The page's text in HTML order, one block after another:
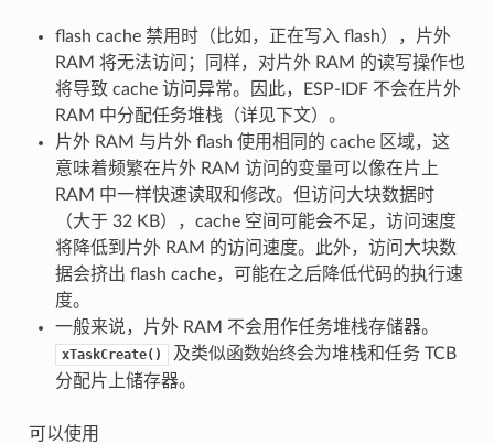
flash cache 禁用时（比如，正在写入 flash），片外
RAM 将无法访问；同样，对片外 RAM 的读写操作也
将导致 cache 访问异常。因此，ESP-IDF 不会在片外
RAM 中分配任务堆栈（详见下文）。
片外 RAM 与片外 flash 使用相同的 cache 区域，这
意味着频繁在片外 RAM 访问的变量可以像在片上
RAM 中一样快速读取和修改。但访问大块数据时
（大于 32 KB），cache 空间可能会不足，访问速度
将降低到片外 RAM 的访问速度。此外，访问大块数
据会挤出 flash cache，可能在之后降低代码的执行速
度。
一般来说，片外 RAM 不会用作任务堆栈存储器。
xTaskCreate()
及类似函数始终会为堆栈和任务 TCB
分配片上储存器。
可以使用